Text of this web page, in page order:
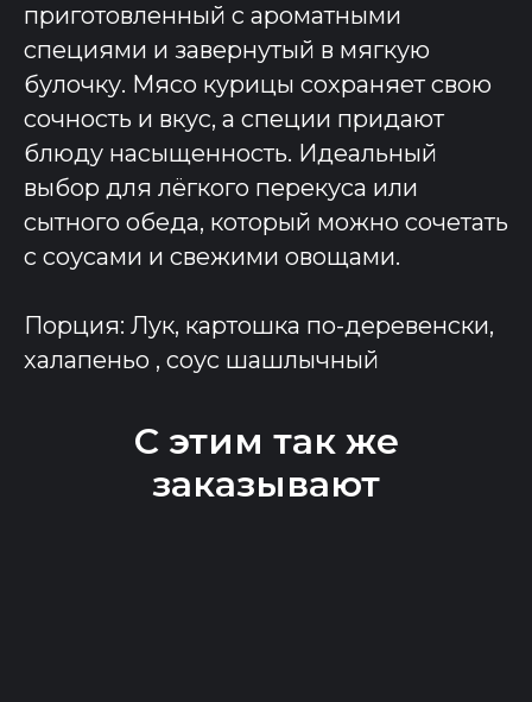
приготовленный с ароматными
специями и завернутый в мягкую
булочку. Мясо курицы сохраняет свою
сочность и вкус, а специи придают
блюду насыщенность. Идеальный
выбор для лёгкого перекуса или
сытного обеда, который можно сочетать
с соусами и свежими овощами.
Порция: Лук, картошка по-деревенски,
халапеньо , соус шашлычный
С этим так же
заказывают